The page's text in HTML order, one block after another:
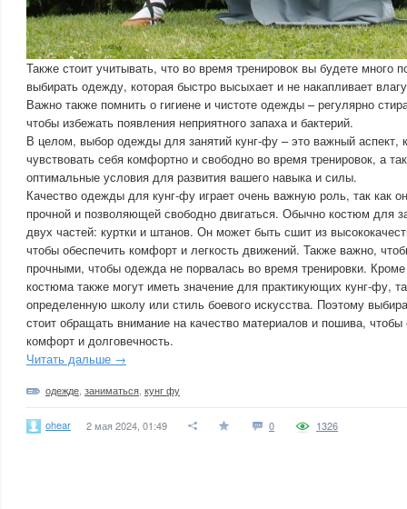
Также стоит учитывать, что во время тренировок вы будете много
выбирать одежду, которая быстро высыхает и не накапливает
Важно также помнить о гигиене и чистоте одежды – регулярно
чтобы избежать появления неприятного запаха и бактерий.
В целом, выбор одежды для занятий кунг-фу – это важный аспект,
чувствовать себя комфортно и свободно во время тренировок, а
оптимальные условия для развития вашего навыка и силы.
Качество одежды для кунг-фу играет очень важную роль, так как
прочной и позволяющей свободно двигаться. Обычно костюм для
двух частей: куртки и штанов. Он может быть сшит из
чтобы обеспечить комфорт и легкость движений. Также важно,
прочными, чтобы одежда не порвалась во время тренировки. Кроме
костюма также могут иметь значение для практикующих кунг-фу,
определенную школу или стиль боевого искусства. Поэтому
стоит обращать внимание на качество материалов и пошива,
комфорт и долговечность.
Читать дальше →
одежде заниматься кунг фу
ohear 2 мая 2024, 01:49 0 1326